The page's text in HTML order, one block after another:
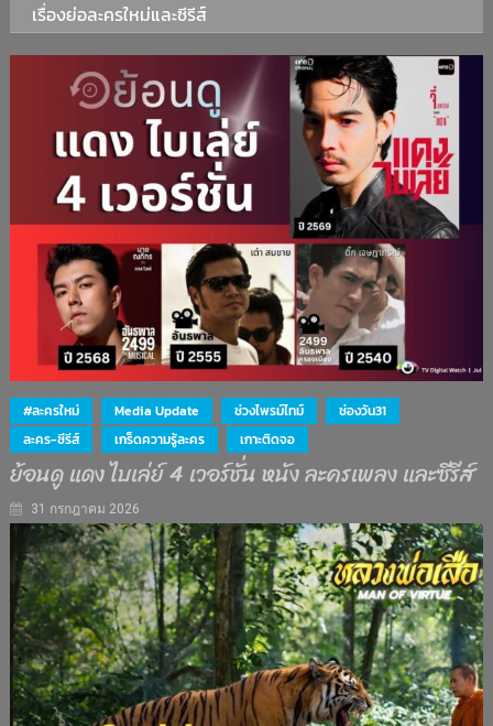
เรื่องย่อละครใหม่และซีรีส์
#ละครใหม่ Media Update ช่วงไพรม์ไทม์
ช่องวัน31
ละคร-ซีรีส์
เกร็ดความรู้ละคร เกาะติดจอ
ย้อนดู แดง ไบเล่ย์ 4 เวอร์ชั่น หนัง ละครเพลง และซีรีส์
31 กรกฎาคม 2026